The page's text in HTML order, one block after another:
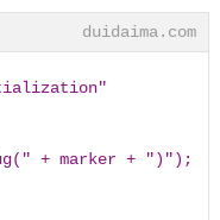
duidaima.com
+ marker + ")");